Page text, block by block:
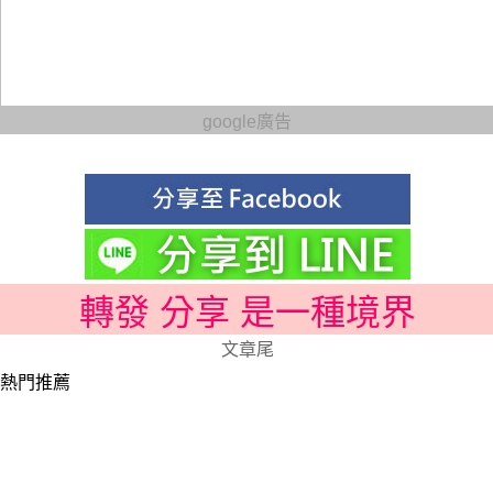
google廣告
轉發 分享 是一種境界
文章尾
熱門推薦